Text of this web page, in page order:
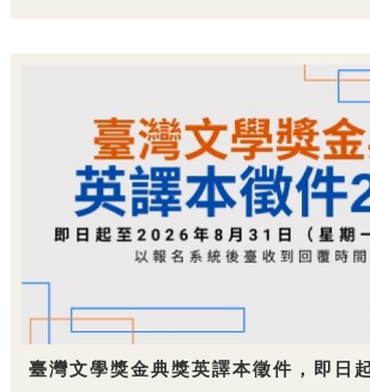
臺灣文學獎金典獎英譯本徵件，即日